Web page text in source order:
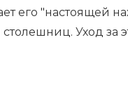
его "настоящей
Уход за